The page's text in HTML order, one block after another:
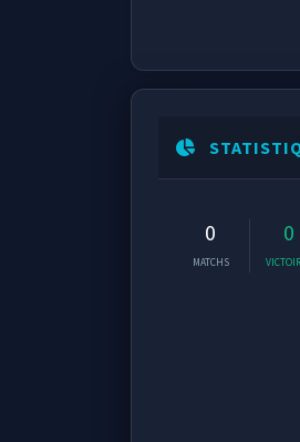
0
MATCHS
0